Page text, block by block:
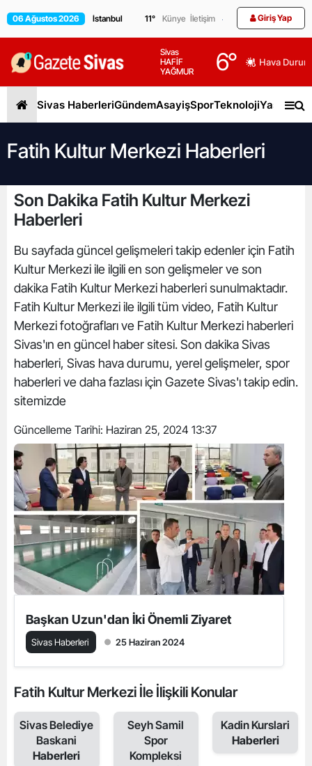
06 Ağustos 2026 11° Künye İletişim Giriş Yap
Sivas
HAFİF
YAĞMUR
6° Hava
Sivas HaberleriGündemAsayişSporTeknolojiYaşam
Fatih Kultur Merkezi Haberleri
Son Dakika Fatih Kultur Merkezi
Haberleri
Bu sayfada güncel gelişmeleri takip edenler için Fatih
Kultur Merkezi ile ilgili en son gelişmeler ve son
dakika Fatih Kultur Merkezi haberleri sunulmaktadır.
Fatih Kultur Merkezi ile ilgili tüm video, Fatih Kultur
Merkezi fotoğrafları ve Fatih Kultur Merkezi haberleri
Sivas'ın en güncel haber sitesi. Son dakika Sivas
haberleri, Sivas hava durumu, yerel gelişmeler, spor
haberleri ve daha fazlası için Gazete Sivas'ı takip edin.
sitemizde
Güncelleme Tarihi: Haziran 25, 2024 13:37
Başkan Uzun'dan İki Önemli Ziyaret
Sivas Haberleri 25 Haziran 2024
Fatih Kultur Merkezi İle İlişkili Konular
Sivas Belediye
Baskani
Haberleri
Seyh Samil
Spor
Kompleksi
Kadin Kurslari
Haberleri